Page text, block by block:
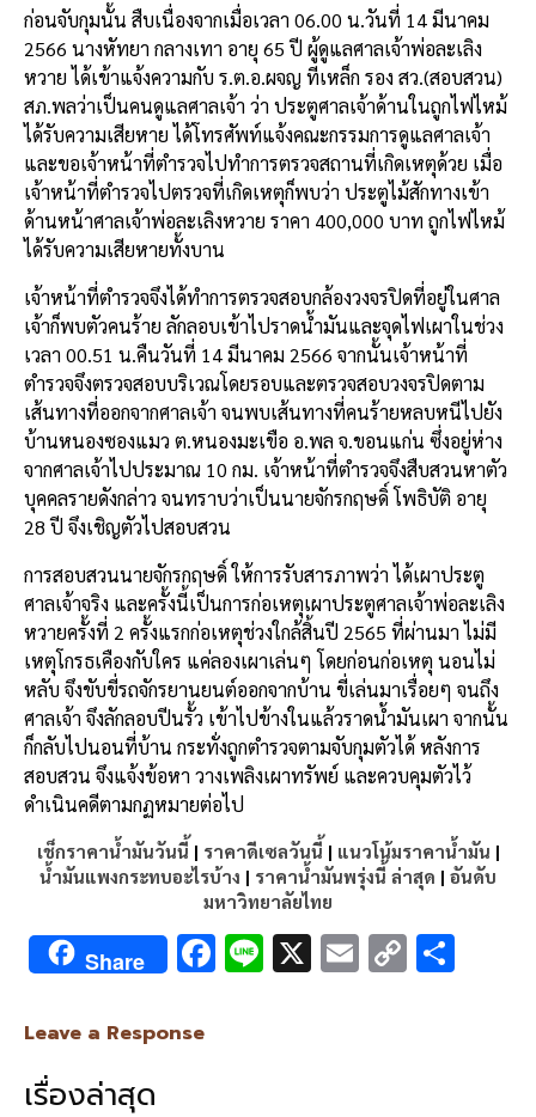
ก่อนจับกุมนั้น สืบเนื่องจากเมื่อเวลา 06.00 น.วันที่ 14 มีนาคม
2566 นางหัทยา กลางเทา อายุ 65 ปี ผู้ดูแลศาลเจ้าพ่อละเลิง
หวาย ได้เข้าแจ้งความกับ ร.ต.อ.ผจญ ทีเหล็ก รอง สว.(สอบสวน)
สภ.พลว่าเป็นคนดูแลศาลเจ้า ว่า ประตูศาลเจ้าด้านในถูกไฟไหม้
ได้รับความเสียหาย ได้โทรศัพท์แจ้งคณะกรรมการดูแลศาลเจ้า
และขอเจ้าหน้าที่ตำรวจไปทำการตรวจสถานที่เกิดเหตุด้วย เมื่อ
เจ้าหน้าที่ตำรวจไปตรวจที่เกิดเหตุก็พบว่า ประตูไม้สักทางเข้า
ด้านหน้าศาลเจ้าพ่อละเลิงหวาย ราคา 400,000 บาท ถูกไฟไหม้
ได้รับความเสียหายทั้งบาน
เจ้าหน้าที่ตำรวจจึงได้ทำการตรวจสอบกล้องวงจรปิดที่อยู่ในศาล
เจ้าก็พบตัวคนร้าย ลักลอบเข้าไปราดน้ำมันและจุดไฟเผาในช่วง
เวลา 00.51 น.คืนวันที่ 14 มีนาคม 2566 จากนั้นเจ้าหน้าที่
ตำรวจจึงตรวจสอบบริเวณโดยรอบและตรวจสอบวงจรปิดตาม
เส้นทางที่ออกจากศาลเจ้า จนพบเส้นทางที่คนร้ายหลบหนีไปยัง
บ้านหนองซองแมว ต.หนองมะเขือ อ.พล จ.ขอนแก่น ซึ่งอยู่ห่าง
จากศาลเจ้าไปประมาณ 10 กม. เจ้าหน้าที่ตำรวจจึงสืบสวนหาตัว
บุคคลรายดังกล่าว จนทราบว่าเป็นนายจักรกฤษดิ์ โพธิบัติ อายุ
28 ปี จึงเชิญตัวไปสอบสวน
การสอบสวนนายจักรกฤษดิ์ ให้การรับสารภาพว่า ได้เผาประตู
ศาลเจ้าจริง และครั้งนี้เป็นการก่อเหตุเผาประตูศาลเจ้าพ่อละเลิง
หวายครั้งที่ 2 ครั้งแรกก่อเหตุช่วงใกล้สิ้นปี 2565 ที่ผ่านมา ไม่มี
เหตุโกรธเคืองกับใคร แค่ลองเผาเล่นๆ โดยก่อนก่อเหตุ นอนไม่
หลับ จึงขับขี่รถจักรยานยนต์ออกจากบ้าน ขี่เล่นมาเรื่อยๆ จนถึง
ศาลเจ้า จึงลักลอบปีนรั้ว เข้าไปข้างในแล้วราดน้ำมันเผา จากนั้น
ก็กลับไปนอนที่บ้าน กระทั่งถูกตำรวจตามจับกุมตัวได้ หลังการ
สอบสวน จึงแจ้งข้อหา วางเพลิงเผาทรัพย์ และควบคุมตัวไว้
ดำเนินคดีตามกฏหมายต่อไป
เช็กราคาน้ำมันวันนี้ | ราคาดีเซลวันนี้ | แนวโน้มราคาน้ำมัน |
น้ำมันแพงกระทบอะไรบ้าง | ราคาน้ำมันพรุ่งนี้ ล่าสุด | อันดับ
มหาวิทยาลัยไทย
Share F Li X E C
Leave a Response
เรื่องล่าสุด